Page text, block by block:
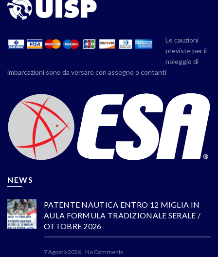
Le cauzioni
previste per il
noleggio di
imbarcazioni sono da versare con assegno o contanti
NEWS
PATENTE NAUTICA ENTRO 12 MIGLIA IN
AULA FORMULA TRADIZIONALE SERALE /
OTTOBRE 2026
7 Agosto 2026 No Comments